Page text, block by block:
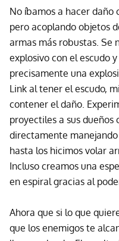
No íbamos a hacer daño
pero acoplando objetos
armas más robustas. Se
explosivo con el escudo
precisamente una
Link al tener el escudo,
contener el daño.
proyectiles a sus dueños
directamente
hasta los hicimos volar
Incluso creamos una
en espiral gracias al
Ahora que si lo que
que los enemigos te